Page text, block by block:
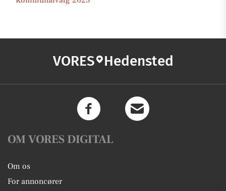
VORES Hedensted
OM VORES DIGITAL
Om os
For annoncører